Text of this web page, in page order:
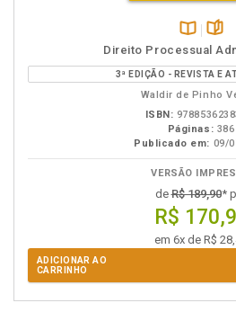
Disponível
na
B.V.
Direito Processual
3ª EDIÇÃO - REVISTA E
Waldir de Pinho
ISBN:
Páginas: 386
Publicado em: 09/
VERSÃO
deR$ 189,90*
R$
em 6x de R$
ADICIONAR AO
CARRINHO